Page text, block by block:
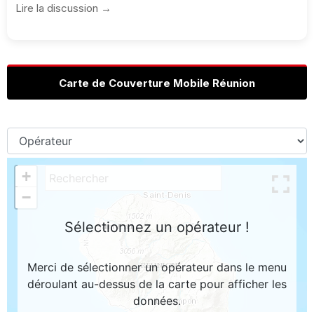
Lire la discussion →
Carte de Couverture Mobile Réunion